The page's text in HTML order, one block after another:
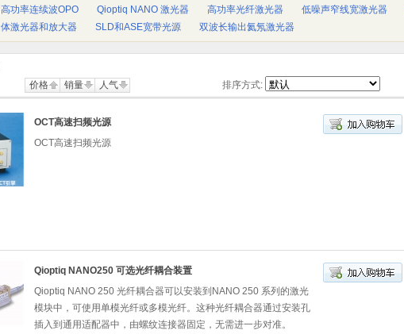
高功率连续波OPO Qioptiq NANO 激光器 高功率光纤激光器 低噪声窄线宽激光器
体激光器和放大器
SLD和ASE宽带光源 双波长输出氦氖激光器
价格
销量 人气 排序方式:
OCT高速扫频光源
OCT高速扫频光源
Qioptiq NANO250 可选光纤耦合装置
Qioptiq NANO 250 光纤耦合器可以安装到NANO 250 系列的激光
模块中，可使用单模光纤或多模光纤。这种光纤耦合器通过安装孔
插入到通用适配器中，由螺纹连接器固定，无需进一步对准。